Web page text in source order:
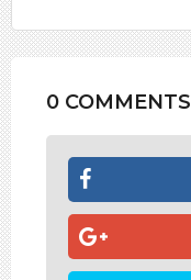
0 COMMENTS